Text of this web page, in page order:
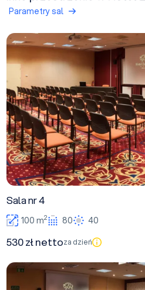
Parametry sal
Sala nr 4
Sala nr 4
100 m2 80 40
530 zł nettoza dzień
Sala nr 1